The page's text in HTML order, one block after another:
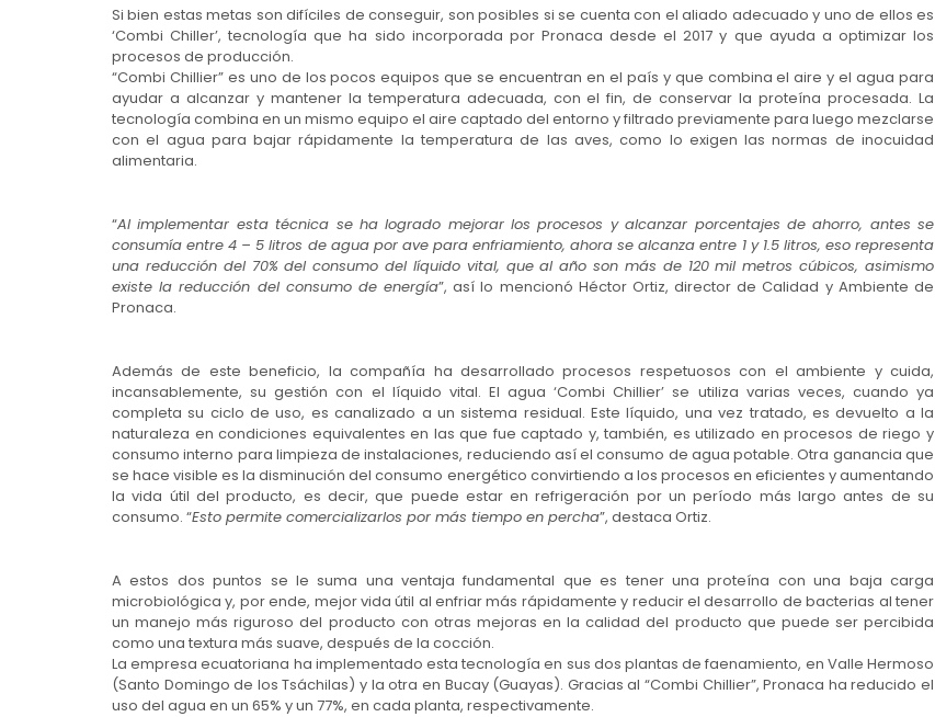
Si bien estas metas son difíciles de conseguir, son posibles si se cuenta con el aliado adecuado y uno de ellos es
‘Combi Chiller’, tecnología que ha sido incorporada por Pronaca desde el 2017 y que ayuda a optimizar los
procesos de producción.
“Combi Chillier” es uno de los pocos equipos que se encuentran en el país y que combina el aire y el agua para
ayudar a alcanzar y mantener la temperatura adecuada, con el fin, de conservar la proteína procesada. La
tecnología combina en un mismo equipo el aire captado del entorno y filtrado previamente para luego mezclarse
con el agua para bajar rápidamente la temperatura de las aves, como lo exigen las normas de inocuidad
alimentaria.
“Al implementar esta técnica se ha logrado mejorar los procesos y alcanzar porcentajes de ahorro, antes se
consumía entre 4 – 5 litros de agua por ave para enfriamiento, ahora se alcanza entre 1 y 1.5 litros, eso representa
una reducción del 70% del consumo del líquido vital, que al año son más de 120 mil metros cúbicos, asimismo
existe la reducción del consumo de energía”, así lo mencionó Héctor Ortiz, director de Calidad y Ambiente de
Pronaca.
Además de este beneficio, la compañía ha desarrollado procesos respetuosos con el ambiente y cuida,
incansablemente, su gestión con el líquido vital. El agua ‘Combi Chillier’ se utiliza varias veces, cuando ya
completa su ciclo de uso, es canalizado a un sistema residual. Este líquido, una vez tratado, es devuelto a la
naturaleza en condiciones equivalentes en las que fue captado y, también, es utilizado en procesos de riego y
consumo interno para limpieza de instalaciones, reduciendo así el consumo de agua potable. Otra ganancia que
se hace visible es la disminución del consumo energético convirtiendo a los procesos en eficientes y aumentando
la vida útil del producto, es decir, que puede estar en refrigeración por un período más largo antes de su
consumo. “Esto permite comercializarlos por más tiempo en percha”, destaca Ortiz.
A estos dos puntos se le suma una ventaja fundamental que es tener una proteína con una baja carga
microbiológica y, por ende, mejor vida útil al enfriar más rápidamente y reducir el desarrollo de bacterias al tener
un manejo más riguroso del producto con otras mejoras en la calidad del producto que puede ser percibida
como una textura más suave, después de la cocción.
La empresa ecuatoriana ha implementado esta tecnología en sus dos plantas de faenamiento, en Valle Hermoso
(Santo Domingo de los Tsáchilas) y la otra en Bucay (Guayas). Gracias al “Combi Chillier”, Pronaca ha reducido el
uso del agua en un 65% y un 77%, en cada planta, respectivamente.